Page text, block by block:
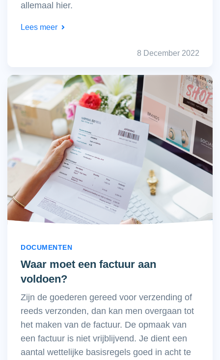
allemaal hier.
Lees meer
8 December 2022
DOCUMENTEN
Waar moet een factuur aan
voldoen?
Zijn de goederen gereed voor verzending of
reeds verzonden, dan kan men overgaan tot
het maken van de factuur. De opmaak van
een factuur is niet vrijblijvend. Je dient een
aantal wettelijke basisregels goed in acht te